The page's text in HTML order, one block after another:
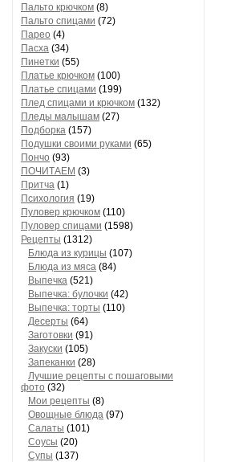
Пальто крючком (8)
Пальто спицами (72)
Парео (4)
Пасха (34)
Пинетки (55)
Платье крючком (100)
Платье спицами (199)
Плед спицами и крючком (132)
Пледы малышам (27)
Подборка (157)
Подушки своими руками (65)
Пончо (93)
ПОЧИТАЕМ (3)
Притча (1)
Психология (19)
Пуловер крючком (110)
Пуловер спицами (1598)
Рецепты (1312)
Блюда из курицы (107)
Блюда из мяса (84)
Выпечка (521)
Выпечка: булочки (42)
Выпечка: торты (110)
Десерты (64)
Заготовки (91)
Закуски (105)
Запеканки (28)
Лучшие рецепты с пошаговыми
фото (32)
Мои рецепты (8)
Овощные блюда (97)
Салаты (101)
Соусы (20)
Супы (137)